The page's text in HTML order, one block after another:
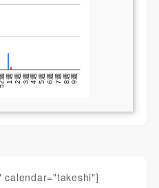
calendar="takeshi"]